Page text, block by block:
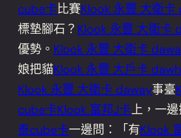
cube卡比賽Klook 永豐 大衛卡
標墊腳石？ Klook 永豐 大衛卡
優勢。 Klook 永豐 大衛卡
娘把貓Klook 永豐 大戶卡
Klook 永豐 大衛卡 daway事臺
cube卡Klook 富邦J卡上，一
泰cube卡一邊問：「有Klook